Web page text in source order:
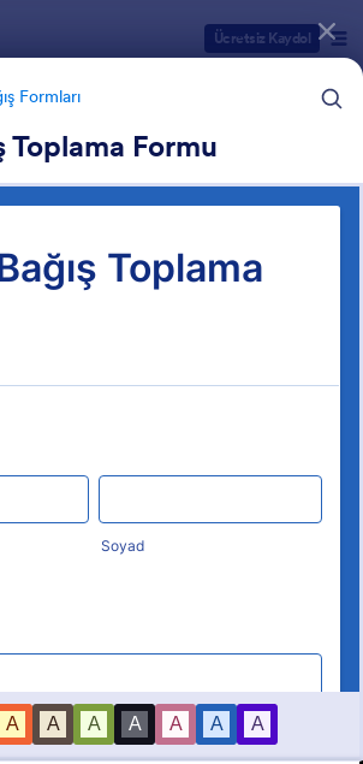
Ücretsiz Kaydol
Formları
Toplama Formu
Formları